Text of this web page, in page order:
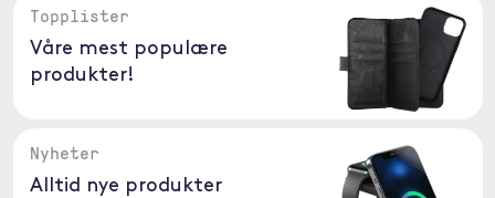
Topplister
Våre mest populære
produkter!
Nyheter
Alltid nye produkter